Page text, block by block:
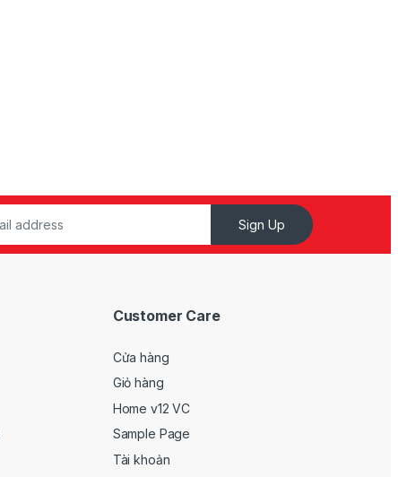
Sign Up
Customer Care
Cửa hàng
Giỏ hàng
Home v12 VC
Sample Page
Tài khoản